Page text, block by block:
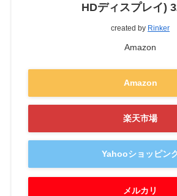
HDディスプレイ)
created by Rinker
Amazon
Amazon
楽天市場
Yahooショッピン
メルカリ